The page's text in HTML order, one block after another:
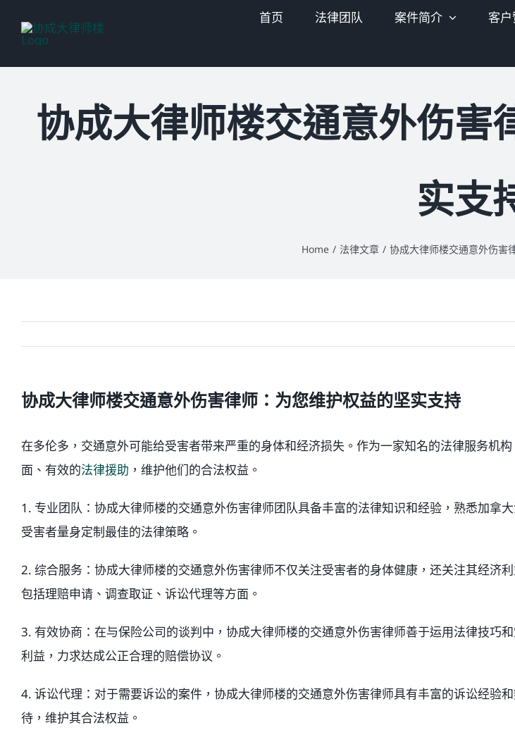
首页 法律团队 案件简介 客
协成大律师楼交通意外伤害
实支
Home / 法律文章 / 协成大律师楼交通意外伤害
协成大律师楼交通意外伤害律师：为您维护权益的坚实支持
在多伦多，交通意外可能给受害者带来严重的身体和经济损失。作为一家知名的法律服务机
面、有效的法律援助 ，维护他们的合法权益。
1. 专业团队：协成大律师楼的交通意外伤害律师团队具备丰富的法律知识和经验，熟悉加拿
受害者量身定制最佳的法律策略。
2. 综合服务：协成大律师楼的交通意外伤害律师不仅关注受害者的身体健康，还关注其经济
包括理赔申请、调查取证、诉讼代理等方面。
3. 有效协商：在与保险公司的谈判中，协成大律师楼的交通意外伤害律师善于运用法律技巧
利益，力求达成公正合理的赔偿协议。
4. 诉讼代理：对于需要诉讼的案件，协成大律师楼的交通意外伤害律师具有丰富的诉讼经验
待，维护其合法权益。